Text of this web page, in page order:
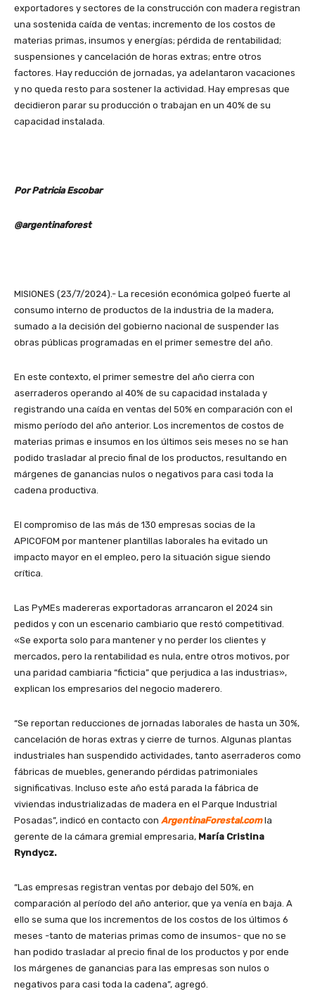
exportadores y sectores de la construcción con madera registran
una sostenida caída de ventas; incremento de los costos de
materias primas, insumos y energías; pérdida de rentabilidad;
suspensiones y cancelación de horas extras; entre otros
factores. Hay reducción de jornadas, ya adelantaron vacaciones
y no queda resto para sostener la actividad. Hay empresas que
decidieron parar su producción o trabajan en un 40% de su
capacidad instalada.
Por Patricia Escobar
@argentinaforest
MISIONES (23/7/2024).- La recesión económica golpeó fuerte al
consumo interno de productos de la industria de la madera,
sumado a la decisión del gobierno nacional de suspender las
obras públicas programadas en el primer semestre del año.
En este contexto, el primer semestre del año cierra con
aserraderos operando al 40% de su capacidad instalada y
registrando una caída en ventas del 50% en comparación con el
mismo período del año anterior. Los incrementos de costos de
materias primas e insumos en los últimos seis meses no se han
podido trasladar al precio final de los productos, resultando en
márgenes de ganancias nulos o negativos para casi toda la
cadena productiva.
El compromiso de las más de 130 empresas socias de la
APICOFOM por mantener plantillas laborales ha evitado un
impacto mayor en el empleo, pero la situación sigue siendo
crítica.
Las PyMEs madereras exportadoras arrancaron el 2024 sin
pedidos y con un escenario cambiario que restó competitivad.
«Se exporta solo para mantener y no perder los clientes y
mercados, pero la rentabilidad es nula, entre otros motivos, por
una paridad cambiaria “ficticia” que perjudica a las industrias»,
explican los empresarios del negocio maderero.
“Se reportan reducciones de jornadas laborales de hasta un 30%,
cancelación de horas extras y cierre de turnos. Algunas plantas
industriales han suspendido actividades, tanto aserraderos como
fábricas de muebles, generando pérdidas patrimoniales
significativas. Incluso este año está parada la fábrica de
viviendas industrializadas de madera en el Parque Industrial
Posadas”, indicó en contacto con ArgentinaForestal.comla
gerente de la cámara gremial empresaria, María Cristina
Ryndycz.
“Las empresas registran ventas por debajo del 50%, en
comparación al período del año anterior, que ya venía en baja. A
ello se suma que los incrementos de los costos de los últimos 6
meses -tanto de materias primas como de insumos- que no se
han podido trasladar al precio final de los productos y por ende
los márgenes de ganancias para las empresas son nulos o
negativos para casi toda la cadena”, agregó.